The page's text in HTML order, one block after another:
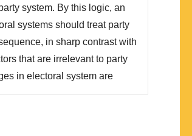
制更容易導致..
system. By this logic, an
systems should treat party
in sharp contrast with
that are irrelevant to party
in electoral system are
electoral system. First, if a